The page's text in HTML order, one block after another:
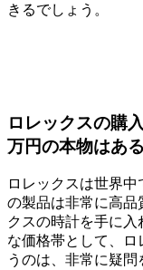
きるでしょう。
ロレックスの購
万円の本物はあ
ロレックスは世界
の製品は非常に高品
クスの時計を手に
な価格帯として、ロ
うのは、非常に疑